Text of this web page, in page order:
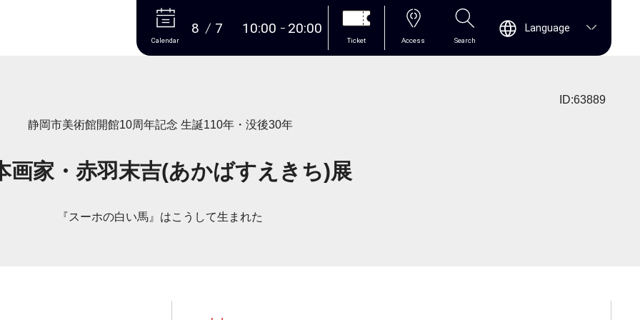
More
Calendar
8 7 10:00 20:00
Ticket Access Search
Language
ID:63889
静岡市美術館開館10周年記念 生誕110年・没後30年
画家・赤羽末吉(あかばすえきち)展
『スーホの白い馬』はこうして生まれた